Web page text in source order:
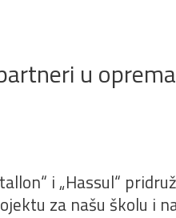
u
i „Hassul“
za našu školu i